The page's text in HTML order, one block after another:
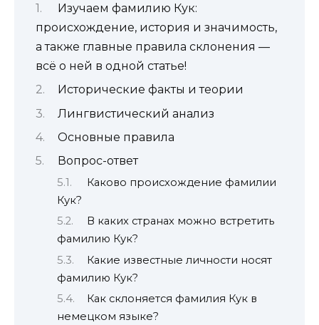
Изучаем фамилию Кук:
происхождение, история и значимость,
а также главные правила склонения —
всё о ней в одной статье!
Исторические факты и теории
Лингвистический анализ
Основные правила
Вопрос-ответ
Каково происхождение фамилии
Кук?
В каких странах можно встретить
фамилию Кук?
Какие известные личности носят
фамилию Кук?
Как склоняется фамилия Кук в
немецком языке?